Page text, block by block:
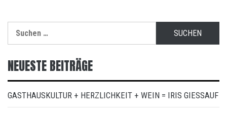
NEUESTE BEITRÄGE
GASTHAUSKULTUR + HERZLICHKEIT + WEIN = IRIS GIESSAUF